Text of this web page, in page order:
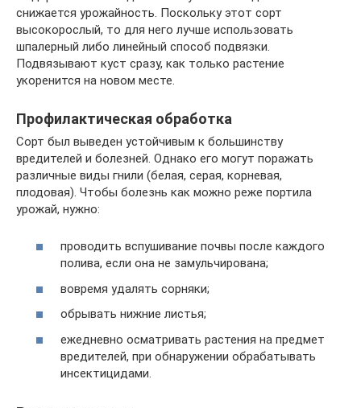
снижается урожайность. Поскольку этот сорт
высокорослый, то для него лучше использовать
шпалерный либо линейный способ подвязки.
Подвязывают куст сразу, как только растение
укоренится на новом месте.
Профилактическая обработка
Сорт был выведен устойчивым к большинству
вредителей и болезней. Однако его могут поражать
различные виды гнили (белая, серая, корневая,
плодовая). Чтобы болезнь как можно реже портила
урожай, нужно:
проводить вспушивание почвы после каждого
полива, если она не замульчирована;
вовремя удалять сорняки;
обрывать нижние листья;
ежедневно осматривать растения на предмет
вредителей, при обнаружении обрабатывать
инсектицидами.